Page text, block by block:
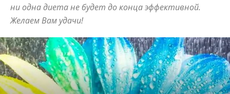
ни одна диета не будет до конца эффективной.
Желаем Вам удачи!